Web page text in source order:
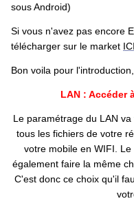
sous Android)
Si vous n'avez pas encore
télécharger sur le market ICI
Bon voila pour
LAN : Accéder
Le paramétrage du LAN
tous les fichiers de votre
votre mobile en WIFI.
également faire la même
C'est donc ce choix qu'il